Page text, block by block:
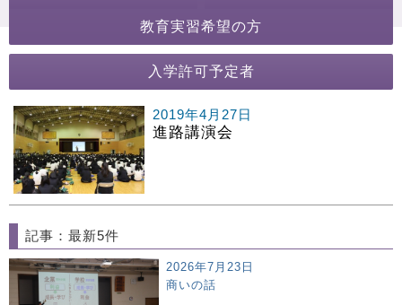
教育実習希望の方
入学許可予定者
2019年4月27日
進路講演会
記事：最新5件
2026年7月23日
商いの話